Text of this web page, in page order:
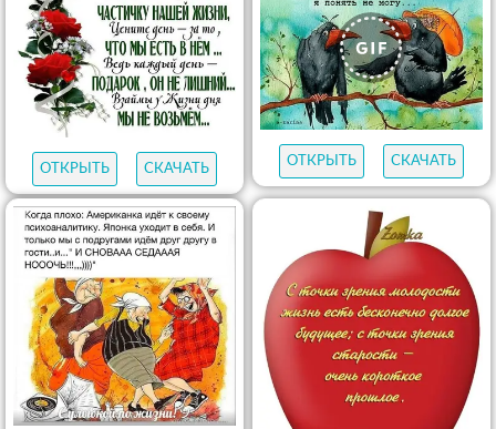
ОТКРЫТЬ СКАЧАТЬ
ОТКРЫТЬ СКАЧАТЬ